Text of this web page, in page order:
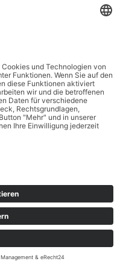
14 | 63741 Aschaffenburg |
|Datenschutz